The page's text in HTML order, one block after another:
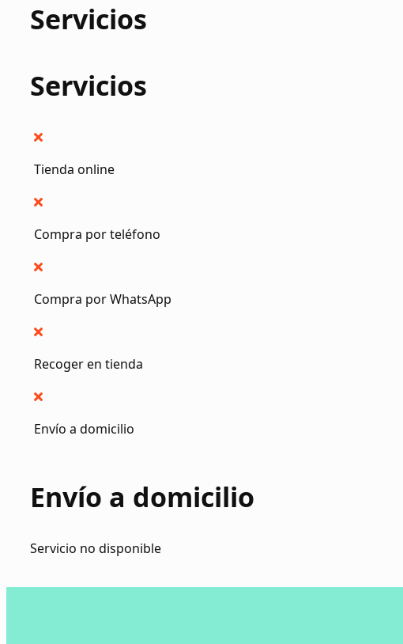
Servicios
Servicios
Tienda online
Compra por teléfono
Compra por WhatsApp
Recoger en tienda
Envío a domicilio
Envío a domicilio
Servicio no disponible